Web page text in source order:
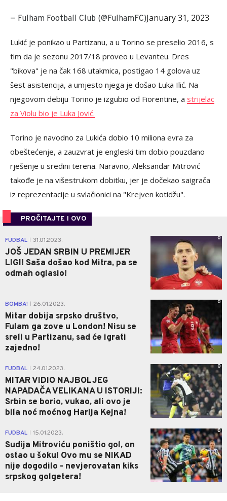
— Fulham Football Club (@FulhamFC)January 31, 2023
Lukić je ponikao u Partizanu, a u Torino se preselio 2016, s
tim da je sezonu 2017/18 proveo u Levanteu. Dres
"bikova" je na čak 168 utakmica, postigao 14 golova uz
šest asistencija, a umjesto njega je došao Luka Ilić. Na
njegovom debiju Torino je izgubio od Fiorentine, a strijelac
za Violu bio je Luka Jović.
Torino je navodno za Lukića dobio 10 miliona evra za
obeštećenje, a zauzvrat je engleski tim dobio pouzdano
rješenje u sredini terena. Naravno, Aleksandar Mitrović
takođe je na višestrukom dobitku, jer je dočekao saigrača
iz reprezentacije u svlačionici na "Krejven kotidžu".
PROČITAJTE I OVO
FUDBAL 31.01.2023.
JOŠ JEDAN SRBIN U PREMIJER
LIGI! Saša došao kod Mitra, pa se
odmah oglasio!
0
BOMBA! 26.01.2023.
Mitar dobija srpsko društvo,
Fulam ga zove u London! Nisu se
sreli u Partizanu, sad će igrati
zajedno!
0
FUDBAL 24.01.2023.
MITAR VIDIO NAJBOLJEG
NAPADAČA VELIKANA U ISTORIJI:
Srbin se borio, vukao, ali ovo je
bila noć moćnog Harija Kejna!
0
FUDBAL 15.01.2023.
Sudija Mitroviću poništio gol, on
ostao u šoku! Ovo mu se NIKAD
nije dogodilo - nevjerovatan kiks
srpskog golgetera!
0